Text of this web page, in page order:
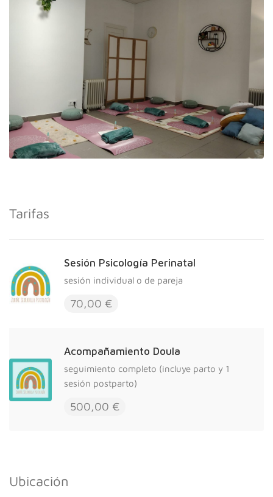
Tarifas
Sesión Psicología Perinatal
sesión individual o de pareja
70,00 €
Acompañamiento Doula
seguimiento completo (incluye parto y 1
sesión postparto)
500,00 €
Ubicación